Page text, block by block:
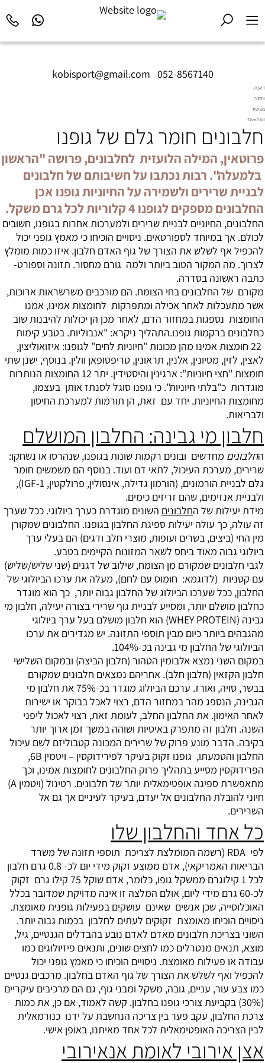
kobisport@gmail.com 052-8567140
דיאטה
ותזונה
בשיטת
Diet2All:
המושלם.
חלבונים חומר גלם של גופנו
פרוטאין, המילה הלועזית לחלבונים, פרושה "הראשון
בלמעלה". רבות נכתבו על חשיבותם של חלבונים
לבניית שרירים ולשמירה על החיוניות גופנו אכן
החלבונים מספקים לגופנו 4 קלוריות לכל גרם משקל.
החלבונים, החיוניים לבניית שרירים ולמערכות אחרות בגופנו, חשובים
לכולם. אך במיוחד לספורטאים. ניסויים הוכיחו כי מאמץ גופני יכול
להכפיל אף לשלש את הצורך של גוף האדם חלבון. איזו כמות מומלץ
לצרוך. מה המקור הטוב ביותר ולמה גורם מחסור. תזונה וספורט-
כתבה ראשונה בסדרה.
מקורם של החלבונים בחי הצומח. הם מורכבים משרשראות ארוכות,
אשר מתעכלות לאחר אכילה ומתפרקות לחומצות אמינו, אמנו
החומצות נספגות במחזור הדם, לאחר מכן הן יכולות להיבנות שוב
כחלבונים ברקמות גופנו.התהליך ניקרא: "אנבוליות. בטבע קימות
22 חומצות אמינו מהן מכונות "חיוניות לחים" לגופנו: איזואוליצין,
לאצין, לזין, מטיונין, אלנין, תראונין, טריפטופאן וולין. בנוסף, ישנן שתי
חומצות "חצי חיוניות": ארגינין והיסטידין. יתר 12 החומצות הנותרות
מוגדרות כ"בלתי חיוניות". כי גופנו סוגל לסנתז אותן בעצמו,
מחומצות החיוניות. יחד עם זאת, הן תורמות למערכת החיסון
ולבריאות.
חלבון מי גבינה: החלבון המושלם
החלבונים מחדשים ובונים רקמות שונות בגופנו, שנהרסו או נשחקו:
שרירים, מערכת העיכול, לתאי דם ועוד. בנוסף הם משמשים חומר
גלם לבניית הורמונים, (הורמון גדילה, אינסולין, פרולקטין, 1-IGF),
ולבניית אנזימים, שהם זריזים כימים.
מידת יעילות של החלבונים השונים מוגדרת כערך ביולוגי. ככל שערך
זה עולה, כך עולה יעילות ספיגת החלבון בגופנו. החלבונים שמקורן
מין החי (ביצים, בשרים ועופות, מוצרי חלב ודגים) הם בעלי ערך
ביולוגי גבוה מאוד ביחס לשאר המזונות הקיימים בטבע.
לגבי חלבונים שמקורם מן הצומח, שילוב של דגנים (שני שליש/שליש)
עם קטניות (לדוגמא: חומוס עם לחם), מעלה את ערכו הביולוגי של
החלבון, ככל שערכו הביולוג של החלבון גבוה יותר, כך הוא מוגדר
כחלבון מושלם יותר, ומסייע לבניית גוף שרירי בצורה יעילה, חלבון מי
גבינה (WHEY PROTEIN) הוא
חלבון מושלם בעל ערך ביולוגי
מהגבהים ביותר כיום מבין תוספי התזונה. יש מגדירים את ערכו
הביולוגי של החלבון מי גבינה בכ-104%.
במקום השני נמצא אלבומין הטהור (חלבון הביצה) ובמקום השלישי
חלבון הקזאין (חלבון חלב). אחריהם נמצאים חלבונים שמקורם
בבשר, סויה, ואורז. ערכם הביולוג מוגדר בכ-75% את חלבון מי
הגבינה, הנספג מהר במחזור הדם, רצוי לאכל בבוקר או ישירות
לאחר האימון. את החלבון החלב, לעומת זאת, רצוי לאכול ליפני
השנה. חלבון זה מתפרק באיטיות ושוהה במשך זמן ארוך יותר
בקיבה. הדבר מונע פרוק של שרירים המכונה קטבוליזם לשם עיכול
החלבון והטמעתו, גופנו זקוק בעיקר לפירידוקסין – ויטמין 6B,
הפרידוקסין מסייע בתהליך פרוק החלבונים לחומצות אמינו, וכך
מתאפשרת ספיגה אופטימאלית יותר של חלבונים. רטינול (ויטמין A)
חיוני להובלת החלבונים אל יעדם, בעיקר לעיניים אך גם אל
השרירים.
כל אחד והחלבון שלו
לפי RDA (רשמה המומלצת לצריכת תוספי תזונה של משרד
הבריאות האמריקאי), אדם ממוצע זקוק מידי יום לכ- 0.8 גרם חלבון
לכל 1 קילוגרם ממשקל גופו, כלומר, אדם שוקל 75 קילו גרם זקוק
לכ-60 גרם מידי ליום, אולם המלצה זו אינה מדויקת שמדובר בכלל
האוכלוסייה, שכן אנשים שאינם עושקים בפעילות גופנית מאומצת.
ניסויים הוכיחו מאומצת זקוקים לעתים לחלבון בכמות גבוה יותר.
השוני בצריכת חלבונים מאדם לאדם נובע בהבדלים הגנטיים, גיל,
מוצא, תנאים מנטרלים כמו לחצים שונים, ותנאים פיזיולוגים כמו
עבודה או פעילות מאומצת. ניסויים הוכיחו כי מאמץ גופני יכול
להכפיל ואף לשלש את הצורך של גוף האדם בחלבון. מרכבים גנטיים
כמו צבע עור, עניים, גובה, משקל ומבני גוף, גם הם מרכיבים עיקריים
(30%) בקביעת צורכי גופנו בחלבון. קשה לאמוד, אם כן, את כמות
צרכת החלבון, עקב פער בין צריכה הנחשבת על ידנו כנורמאלית
לבין הצריכה האופטימאלית לכל אחד מאיתנו, באופן אישי.
אצן אירובי לאומת אנאירובי